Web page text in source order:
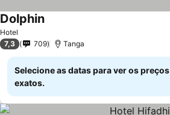
Hotel
Dolphin
7,3 709 Tanga
Selecione as datas para ver os preços
exatos.